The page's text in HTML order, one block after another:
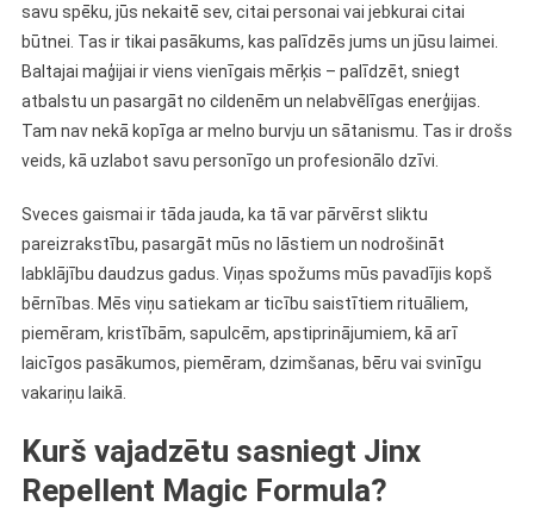
savu spēku, jūs nekaitē sev, citai personai vai jebkurai citai
būtnei. Tas ir tikai pasākums, kas palīdzēs jums un jūsu laimei.
Baltajai maģijai ir viens vienīgais mērķis – palīdzēt, sniegt
atbalstu un pasargāt no cildenēm un nelabvēlīgas enerģijas.
Tam nav nekā kopīga ar melno burvju un sātanismu. Tas ir drošs
veids, kā uzlabot savu personīgo un profesionālo dzīvi.
Sveces gaismai ir tāda jauda, ​​ka tā var pārvērst sliktu
pareizrakstību, pasargāt mūs no lāstiem un nodrošināt
labklājību daudzus gadus. Viņas spožums mūs pavadījis kopš
bērnības. Mēs viņu satiekam ar ticību saistītiem rituāliem,
piemēram, kristībām, sapulcēm, apstiprinājumiem, kā arī
laicīgos pasākumos, piemēram, dzimšanas, bēru vai svinīgu
vakariņu laikā.
Kurš vajadzētu sasniegt Jinx
Repellent Magic Formula?